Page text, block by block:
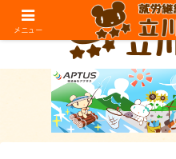
メニュー